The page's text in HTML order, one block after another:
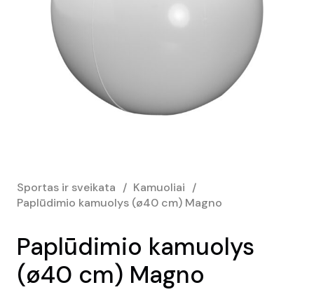
Sportas ir sveikata / Kamuoliai /
Paplūdimio kamuolys (ø40 cm) Magno
Paplūdimio kamuolys
(ø40 cm) Magno